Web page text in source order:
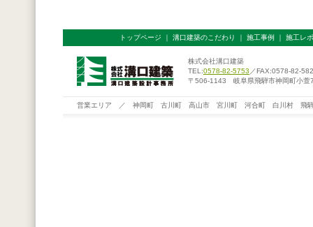
トップページ ｜ 溝口建築のこだわり ｜ 施工事例 ｜ 施工レ
株式会社溝口建築
TEL:0578-82-5753 ／FAX:0578-82-
〒506-1143 岐阜県飛騨市神岡町小萱
営業エリア ／ 神岡町 古川町 高山市 宮川町 河合町 白川村 飛